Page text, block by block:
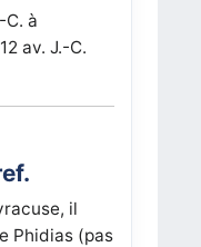
C. à
av. J.-C.
il
Phidias (pas